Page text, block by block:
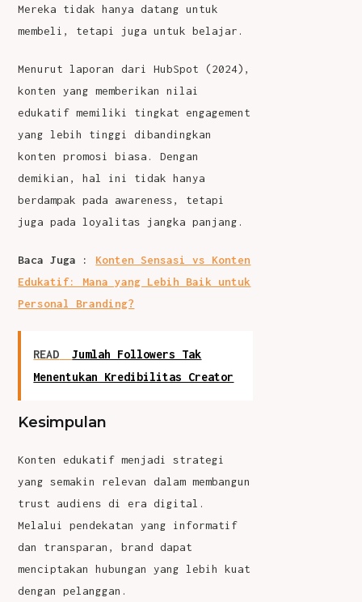
Mereka tidak hanya datang untuk
membeli, tetapi juga untuk belajar.
Menurut laporan dari HubSpot (2024),
konten yang memberikan nilai
edukatif memiliki tingkat engagement
yang lebih tinggi dibandingkan
konten promosi biasa. Dengan
demikian, hal ini tidak hanya
berdampak pada awareness, tetapi
juga pada loyalitas jangka panjang.
Baca Juga : Konten Sensasi vs Konten
Edukatif: Mana yang Lebih Baik untuk
Personal Branding?
READ
Jumlah Followers Tak
Menentukan Kredibilitas Creator
Kesimpulan
Konten edukatif menjadi strategi
yang semakin relevan dalam membangun
trust audiens di era digital.
Melalui pendekatan yang informatif
dan transparan, brand dapat
menciptakan hubungan yang lebih kuat
dengan pelanggan.